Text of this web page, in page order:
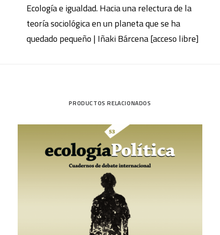
Ecología e igualdad. Hacia una relectura de la
teoría sociológica en un planeta que se ha
quedado pequeño | Iñaki Bárcena [acceso libre]
PRODUCTOS RELACIONADOS